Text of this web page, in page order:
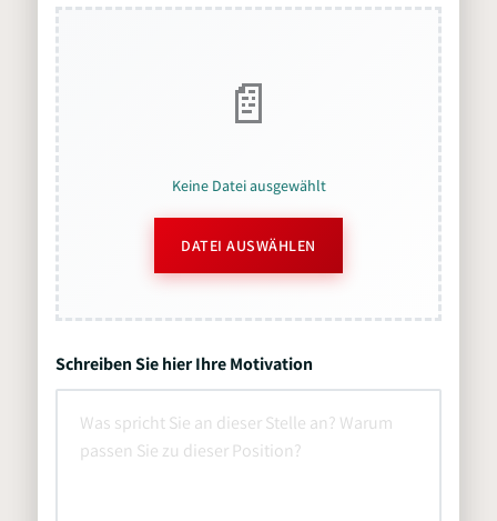
Keine Datei ausgewählt
DATEI AUSWÄHLEN
Schreiben Sie hier Ihre Motivation